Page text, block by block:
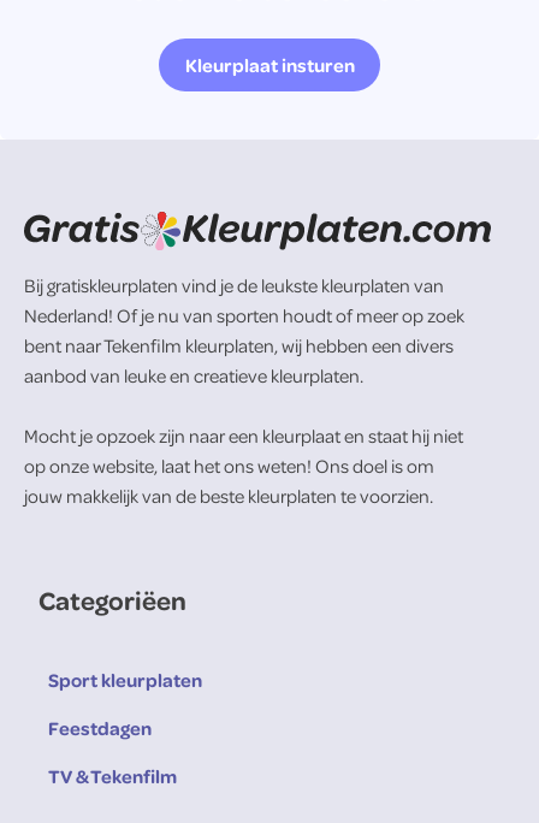
Kleurplaat insturen
Bij gratiskleurplaten vind je de leukste kleurplaten van
Nederland! Of je nu van sporten houdt of meer op zoek
bent naar Tekenfilm kleurplaten, wij hebben een divers
aanbod van leuke en creatieve kleurplaten.
Mocht je opzoek zijn naar een kleurplaat en staat hij niet
op onze website, laat het ons weten! Ons doel is om
jouw makkelijk van de beste kleurplaten te voorzien.
Categoriëen
Sport kleurplaten
Feestdagen
TV & Tekenfilm